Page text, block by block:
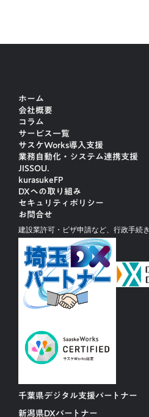
ホーム
会社概要
コラム
サービス一覧
サスケWorks導入支援
業務自動化・システム連携支援
JISSOU.
kurasukeFP
DXへの取り組み
セキュリティポリシー
お問合せ
建設業許可・ビザ申請など、行政手続
千葉県デジタル支援パートナー
新潟県DXパートナー